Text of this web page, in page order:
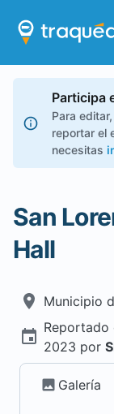
Participa
Para
reportar el
necesitas
San
Hall
Municipio
Reportado
2023 por
Galería